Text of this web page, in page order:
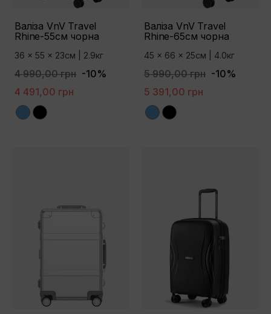
Валіза VnV Travel
Rhine-55см чорна
36 x 55 x 23см | 2.9кг
4 990,00 грн -10%
4 491,00 грн
BlueBlack
Валіза VnV Travel
Rhine-65см чорна
45 x 66 x 25см | 4.0кг
5 990,00 грн -10%
5 391,00 грн
BlueBlack